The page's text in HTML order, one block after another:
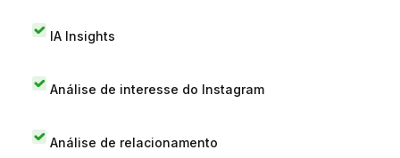
IA Insights
Análise de interesse do Instagram
Análise de relacionamento